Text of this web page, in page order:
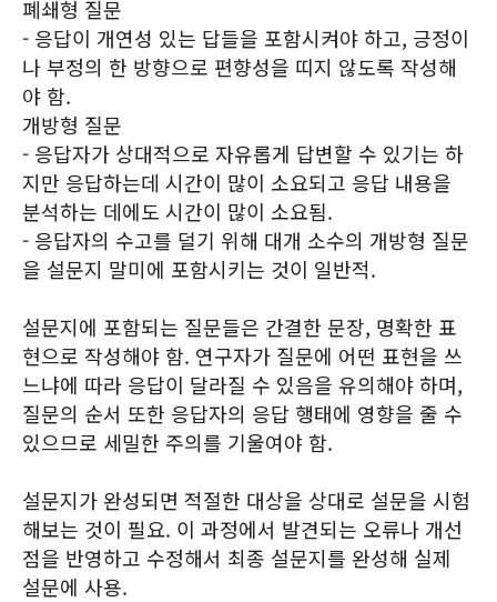
폐쇄형 질문
- 응답이 개연성 있는 답들을 포함시켜야 하고, 긍정이
나 부정의 한 방향으로 편향성을 띠지 않도록 작성해
야 함.
개방형 질문
- 응답자가 상대적으로 자유롭게 답변할 수 있기는 하
지만 응답하는데 시간이 많이 소요되고 응답 내용을
분석하는 데에도 시간이 많이 소요됨.
- 응답자의 수고를 덜기 위해 대개 소수의 개방형 질문
을 설문지 말미에 포함시키는 것이 일반적.
설문지에 포함되는 질문들은 간결한 문장, 명확한 표
현으로 작성해야 함. 연구자가 질문에 어떤 표현을 쓰
느냐에 따라 응답이 달라질 수 있음을 유의해야 하며,
질문의 순서 또한 응답자의 응답 행태에 영향을 줄 수
있으므로 세밀한 주의를 기울여야 함.
설문지가 완성되면 적절한 대상을 상대로 설문을 시험
해보는 것이 필요. 이 과정에서 발견되는 오류나 개선
점을 반영하고 수정해서 최종 설문지를 완성해 실제
설문에 사용.